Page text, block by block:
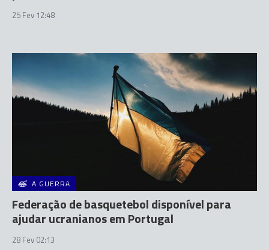
25 Fev 12:48
A GUERRA
Federação de basquetebol disponível para
ajudar ucranianos em Portugal
28 Fev 02:13